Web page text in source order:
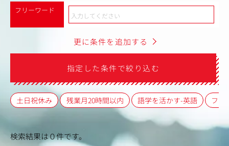
フリーワード
更に条件を追加する
指定した条件で絞り込む
土日祝休み 残業月20時間以内 語学を活かす-英語 フレ
検索結果は０件です。